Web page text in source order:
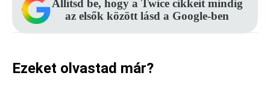
Állítsd be, hogy a Twice cikkeit mindig
az elsők között lásd a Google-ben
Ezeket olvastad már?